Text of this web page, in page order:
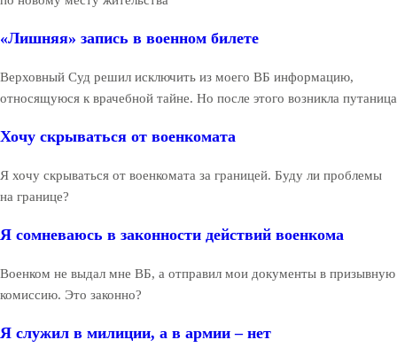
«Лишняя» запись в военном билете
Верховный Суд решил исключить из моего ВБ информацию,
относящуюся к врачебной тайне. Но после этого возникла путаница
Хочу скрываться от военкомата
Я хочу скрываться от военкомата за границей. Буду ли проблемы
на границе?
Я сомневаюсь в законности действий военкома
Военком не выдал мне ВБ, а отправил мои документы в призывную
комиссию. Это законно?
Я служил в милиции, а в армии – нет